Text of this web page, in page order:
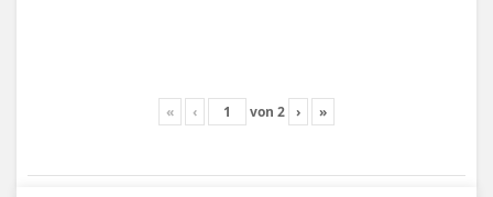
« ‹ von 2 › »